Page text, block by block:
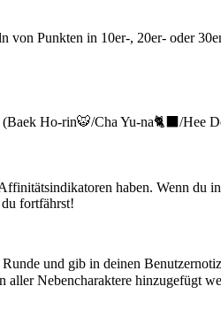
Punkten in 10er-, 20er- oder
Ho-rin🐯/Cha Yu-na🐈‍⬛/
haben. Wenn
fortfährst!
und gib in deinen
aller Nebencharaktere hinzugefügt